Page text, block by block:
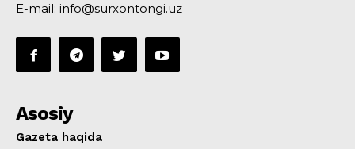
E-mail: info@surxontongi.uz
Asosiy
Gazeta haqida